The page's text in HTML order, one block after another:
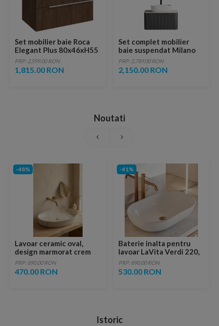
Set mobilier baie Roca
Elegant Plus 80x46xH55
cm, maro
PRP: 2,599.00 RON
1,815.00 RON
Set complet mobilier
baie suspendat Milano
cu lavoar si oglinda LED
rotunda – Gri
PRP: 2,789.00 RON
2,150.00 RON
Noutati
-48%
Lavoar ceramic oval,
design marmorat crem
lucios cu vene aurii,
ventil inclus
PRP: 890.00 RON
470.00 RON
-41%
Baterie inalta pentru
lavoar LaVita Verdi 220,
fara ventil, brushed
copper
PRP: 890.00 RON
530.00 RON
Istoric